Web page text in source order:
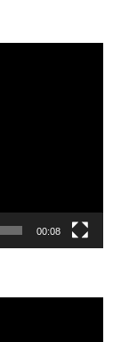
00:08